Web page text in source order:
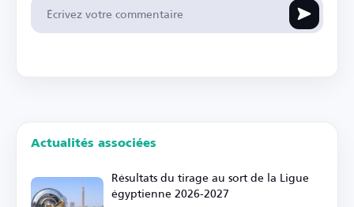
Actualités associées
Résultats du tirage au sort de la Ligue
égyptienne 2026-2027